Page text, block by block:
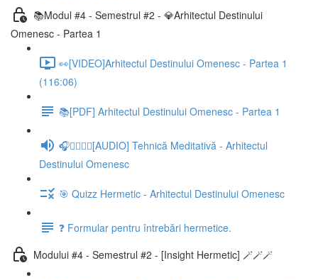
📚Modul #4 - Semestrul #2 - 💎Arhitectul Destinului
Omenesc - Partea 1
👀[VIDEO]Arhitectul Destinului Omenesc - Partea 1
(116:06)
📚[PDF] Arhitectul Destinului Omenesc - Partea 1
🎧🧘‍♂️🧘‍♀️[AUDIO] Tehnică Meditativă - Arhitectul
Destinului Omenesc
🎯 Quizz Hermetic - Arhitectul Destinului Omenesc
❓ Formular pentru întrebări hermetice.
Modului #4 - Semestrul #2 - [Insight Hermetic] 🪄🪄🪄